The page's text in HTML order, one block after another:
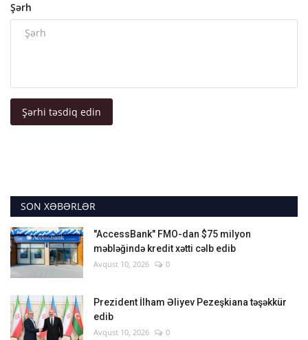
Şərh
Şərhi təsdiq edin
SON XƏBƏRLƏR
"AccessBank" FMO-dan $75 milyon
məbləğində kredit xətti cəlb edib
Avqust 10, 2026 0
Prezident İlham Əliyev Pezeşkiana təşəkkür
edib
Avqust 10, 2026 0